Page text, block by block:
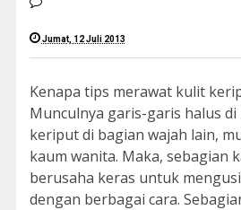
Jumat, 12 Juli 2013
Kenapa tips merawat kulit
Munculnya garis-garis halus di
keriput di bagian wajah lain,
kaum wanita. Maka, sebagian
berusaha keras untuk
dengan berbagai cara.